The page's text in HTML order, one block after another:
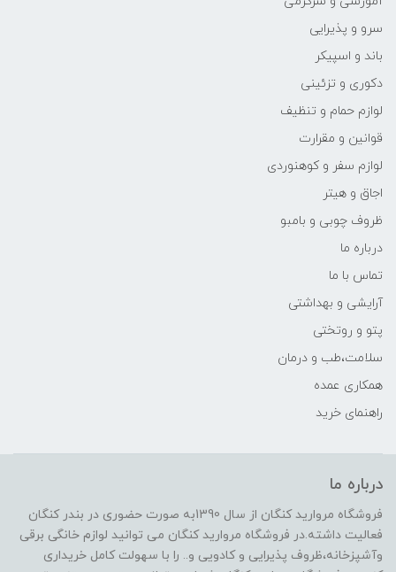
سرو و پذیرایی
باند و اسپیکر
دکوری و تزئینی
لوازم حمام و تنظیف
قوانین و مقرارت
لوازم سفر و کوهنوردی
اجاق و هیتر
ظروف چوبی و بامبو
درباره ما
تماس با ما
آرایشی و بهداشتی
پتو و روتختی
سلامت،طب و درمان
همکاری عمده
راهنمای خرید
درباره ما
فروشگاه مروارید کنگان از سال 1390به صورت حضوری در بندر کنگان
فعالیت داشته.در فروشگاه مروارید کنگان می توانید لوازم خانگی برقی
وآشپزخانه،ظروف پذیرایی و کادویی و.. را با سهولت کامل خریداری